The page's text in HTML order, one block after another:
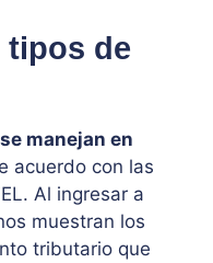
tipos de
se manejan en
acuerdo con las
Al ingresar a
muestran los
tributario que